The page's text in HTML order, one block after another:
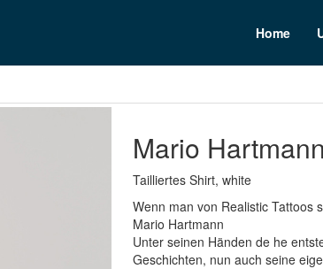
Home
Mario
Tailliertes Shirt, white
Wenn man von Realistic Tattoos
Mario Hartmann
Unter seinen Händen de he
Geschichten, nun auch seine